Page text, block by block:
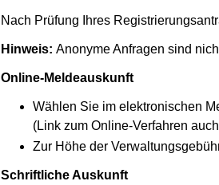
Nach Prüfung Ihres
Hinweis:Anonyme Anfragen sind
Online-Meldeauskunft
Wählen Sie im elektronischen
(Link zum Online-Verfahren
Zur Höhe der
Schriftliche Auskunft